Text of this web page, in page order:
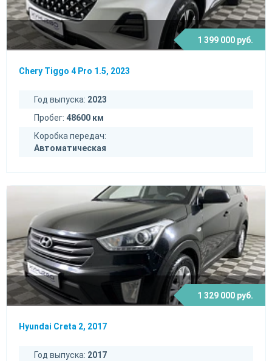
1 399 000 руб.
Chery Tiggo 4 Pro 1.5, 2023
Год выпуска: 2023
Пробег: 48600 км
Коробка передач:
Автоматическая
1 329 000 руб.
Hyundai Creta 2, 2017
Год выпуска: 2017